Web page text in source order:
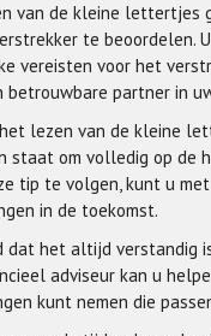
van de kleine lettertjes
te beoordelen.
vereisten voor het
betrouwbare partner in
lezen van de kleine
staat om volledig op de
tip te volgen, kunt u
in de toekomst.
dat het altijd verstandig
adviseur kan u
kunt nemen die